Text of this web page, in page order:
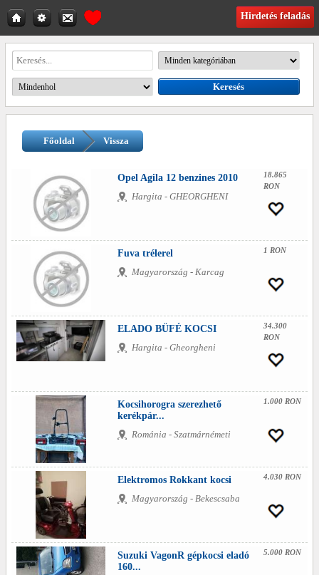
Hirdetés feladás
Főoldal Vissza
Opel Agila 12 benzines 2010
Hargita - GHEORGHENI
18.865
RON
Fuva trélerel
Magyarország - Karcag
1 RON
ELADO BÜFÉ KOCSI
Hargita - Gheorgheni
34.300
RON
Kocsihorogra szerezhető
kerékpár...
Románia - Szatmárnémeti
1.000 RON
Elektromos Rokkant kocsi
Magyarország - Bekescsaba
4.030 RON
Suzuki VagonR gépkocsi eladó
160...
5.000 RON